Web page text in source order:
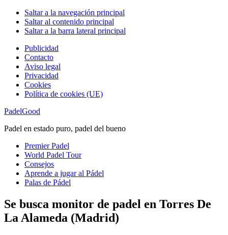
Saltar a la navegación principal
Saltar al contenido principal
Saltar a la barra lateral principal
Publicidad
Contacto
Aviso legal
Privacidad
Cookies
Política de cookies (UE)
PadelGood
Padel en estado puro, padel del bueno
Premier Padel
World Padel Tour
Consejos
Aprende a jugar al Pádel
Palas de Pádel
Se busca monitor de padel en Torres De
La Alameda (Madrid)